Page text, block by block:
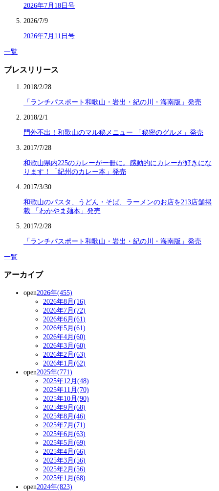
2026年7月18日号
2026/7/9
2026年7月11日号
一覧
プレスリリース
2018/2/28
「ランチパスポート和歌山・岩出・紀の川・海南版」発売
2018/2/1
門外不出！和歌山のマル秘メニュー 「秘密のグルメ」発売
2017/7/28
和歌山県内225のカレーが一冊に。感動的にカレーが好きにな
ります！「紀州のカレー本」発売
2017/3/30
和歌山のパスタ、うどん・そば、ラーメンのお店を213店舗掲
載 「わかやま麺本」発売
2017/2/28
「ランチパスポート和歌山・岩出・紀の川・海南版」発売
一覧
アーカイブ
open2026年(455)
2026年8月(16)
2026年7月(72)
2026年6月(61)
2026年5月(61)
2026年4月(60)
2026年3月(60)
2026年2月(63)
2026年1月(62)
open2025年(771)
2025年12月(48)
2025年11月(70)
2025年10月(90)
2025年9月(68)
2025年8月(46)
2025年7月(71)
2025年6月(63)
2025年5月(69)
2025年4月(66)
2025年3月(56)
2025年2月(56)
2025年1月(68)
open2024年(823)